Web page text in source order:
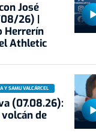
José
26) |
Herrerín
Athletic
Y SAMU VALCÁRCEL
(07.08.26):
de